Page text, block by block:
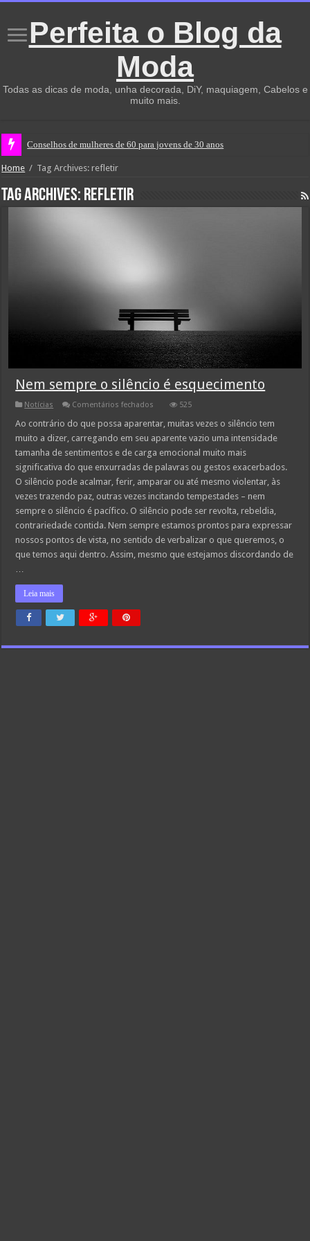
Perfeita o Blog da
Moda
Todas as dicas de moda, unha decorada, DiY, maquiagem, Cabelos e
muito mais.
Conselhos de mulheres de 60 para jovens de 30 anos
Home / Tag Archives: refletir
Tag Archives: refletir
Nem sempre o silêncio é esquecimento
Notícias Comentários fechados
sempre
silêncio
é
esquecimento
525
Ao contrário do que possa aparentar, muitas vezes o silêncio tem
muito a dizer, carregando em seu aparente vazio uma intensidade
tamanha de sentimentos e de carga emocional muito mais
significativa do que enxurradas de palavras ou gestos exacerbados.
O silêncio pode acalmar, ferir, amparar ou até mesmo violentar, às
vezes trazendo paz, outras vezes incitando tempestades – nem
sempre o silêncio é pacífico. O silêncio pode ser revolta, rebeldia,
contrariedade contida. Nem sempre estamos prontos para expressar
nossos pontos de vista, no sentido de verbalizar o que queremos, o
que temos aqui dentro. Assim, mesmo que estejamos discordando de
Leia mais